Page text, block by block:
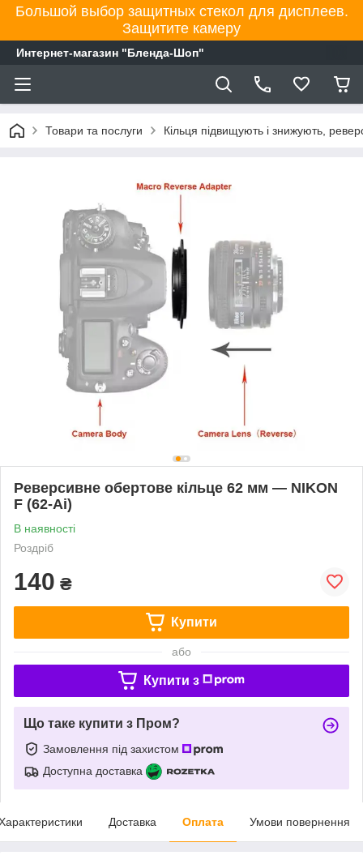
Большой выбор защитных стекол для дисплеев.
Защитите камеру
Интернет-магазин "Бленда-Шоп"
Товари та послуги Кільця підвищують і знижують,
Реверсивне обертове кільце 62 мм — NIKON
F (62-Ai)
В наявності
Роздріб
140 ₴
Купити
або
Купити з
Що таке купити з Пром?
Замовлення під захистом
Доступна доставка
Доставка Оплата Умови повернення